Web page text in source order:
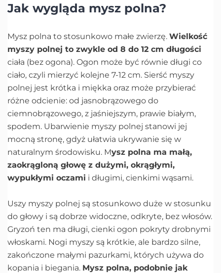
Jak wygląda mysz polna?
Mysz polna to stosunkowo małe zwierzę. Wielkość
myszy polnej to zwykle od 8 do 12 cm długości
ciała (bez ogona). Ogon może być równie długi co
ciało, czyli mierzyć kolejne 7-12 cm. Sierść myszy
polnej jest krótka i miękka oraz może przybierać
różne odcienie: od jasnobrązowego do
ciemnobrązowego, z jaśniejszym, prawie białym,
spodem. Ubarwienie myszy polnej stanowi jej
mocną stronę, gdyż ułatwia ukrywanie się w
naturalnym środowisku. Mysz polna ma małą,
zaokrągloną głowę z dużymi, okrągłymi,
wypukłymi oczami i długimi, cienkimi wąsami.
Uszy myszy polnej są stosunkowo duże w stosunku
do głowy i są dobrze widoczne, odkryte, bez włosów.
Gryzoń ten ma długi, cienki ogon pokryty drobnymi
włoskami. Nogi myszy są krótkie, ale bardzo silne,
zakończone małymi pazurkami, których używa do
kopania i biegania. Mysz polna, podobnie jak